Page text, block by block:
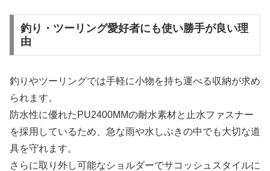
釣り・ツーリング愛好者にも使い勝手が良い理
由
釣りやツーリングでは手軽に小物を持ち運べる収納が求め
られます。
防水性に優れたPU2400MMの耐水素材と止水ファスナー
を採用しているため、急な雨や水しぶきの中でも大切な道
具を守れます。
さらに取り外し可能なショルダーでサコッシュスタイルに